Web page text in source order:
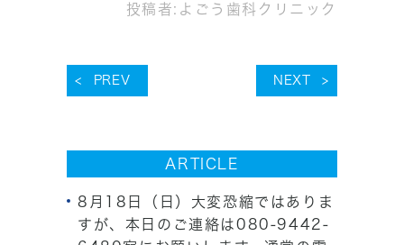
投稿者: よごう歯科クリニック
PREV NEXT
ARTICLE
8月18日（日）大変恐縮ではありま
すが、本日のご連絡は080-9442-